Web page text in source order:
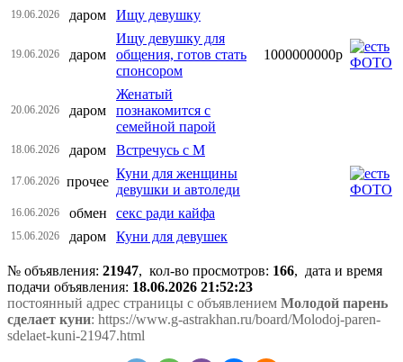
19.06.2026 даром Ищу девушку
19.06.2026 даром
Ищу девушку для
общения, готов стать
спонсором
1000000000р
20.06.2026 даром
Женатый
познакомится с
семейной парой
18.06.2026 даром Встречусь с М
17.06.2026 прочее
Куни для женщины
девушки и автоледи
16.06.2026 обмен секс ради кайфа
15.06.2026 даром Куни для девушек
№ объявления: 21947, кол-во просмотров: 166, дата и время
подачи объявления: 18.06.2026 21:52:23
постоянный адрес страницы с объявлением Молодой парень
сделает куни: https://www.g-astrakhan.ru/board/Molodoj-paren-
sdelaet-kuni-21947.html